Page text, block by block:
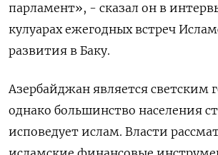
парламент», - сказал он в
кулуарах ежегодных встреч
развития в Баку.
Азербайджан является ​светским
однако большинство ​населения
⁠исповедует ислам. Власти